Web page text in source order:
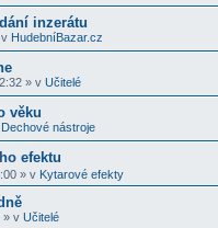
inzerátu
HudebníBazar.cz
» v Učitelé
věku
Dechové nástroje
efektu
» v Kytarové efekty
» v Učitelé